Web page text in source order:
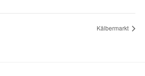
Kälbermarkt